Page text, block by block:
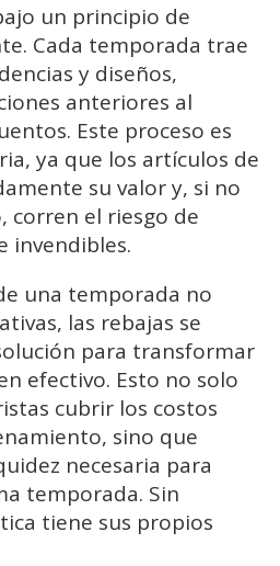
un principio de
Cada temporada trae
y diseños,
anteriores al
Este proceso es
ya que los artículos de
su valor y, si no
corren el riesgo de
invendibles.
una temporada no
las rebajas se
para transformar
efectivo. Esto no solo
cubrir los costos
sino que
necesaria para
temporada. Sin
tiene sus propios